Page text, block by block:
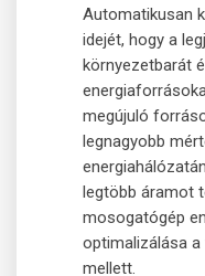
Automatikusan
idejét, hogy a
környezetbarát
megújuló
legnagyobb
legtöbb áramot
mosogatógép
optimalizálása
mellett.